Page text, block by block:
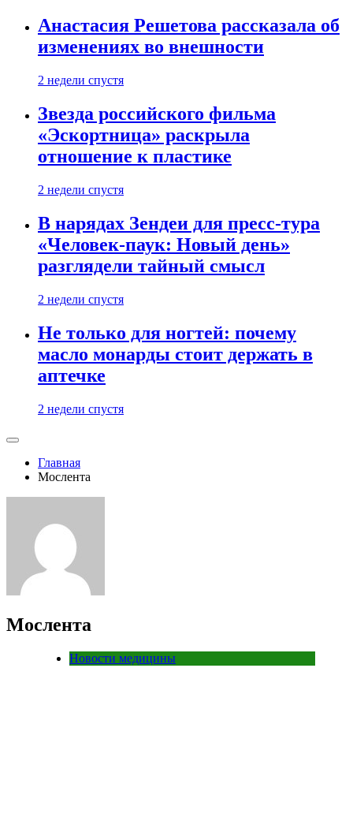
Анастасия Решетова рассказала об
изменениях во внешности
2 недели спустя
Звезда российского фильма
«Эскортница» раскрыла
отношение к пластике
2 недели спустя
В нарядах Зендеи для пресс-тура
«Человек-паук: Новый день»
разглядели тайный смысл
2 недели спустя
Не только для ногтей: почему
масло монарды стоит держать в
аптечке
2 недели спустя
Главная
Мослента
Мослента
Новости медицины